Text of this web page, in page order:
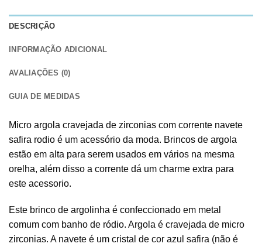
DESCRIÇÃO
INFORMAÇÃO ADICIONAL
AVALIAÇÕES (0)
GUIA DE MEDIDAS
Micro argola cravejada de zirconias com corrente navete
safira rodio é um acessório da moda. Brincos de argola
estão em alta para serem usados em vários na mesma
orelha, além disso a corrente dá um charme extra para
este acessorio.
Este brinco de argolinha é confeccionado em metal
comum com banho de ródio. Argola é cravejada de micro
zirconias. A navete é um cristal de cor azul safira (não é